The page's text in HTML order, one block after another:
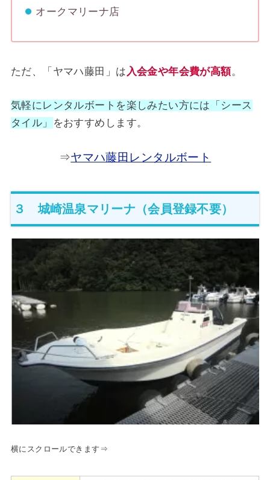
オークマリーナ店
ただ、「ヤマハ藤田」は 入会金や年会費が高額。
気軽にレンタルボートを楽しみたい方には「シース
タイル」
をおすすめします。
⇒ヤマハ藤田レンタルボート
３ 城崎温泉マリーナ（会員登録不要）
横にスクロールできます⇒